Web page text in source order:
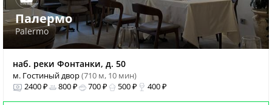
Палермо
Palermo
наб. реки Фонтанки, д. 50
м. Гостиный двор(710 м, 10 мин)
2400 ₽
800 ₽ 700 ₽ 500 ₽ 400 ₽